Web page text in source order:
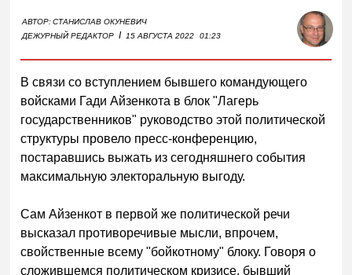
АВТОР:СТАНИСЛАВ ОКУНЕВИЧ
ДЕЖУРНЫЙ РЕДАКТОР I 15 АВГУСТА 2022 01:23
В связи со вступлением бывшего командующего
войсками Гади Айзенкота в блок "Лагерь
государственников" руководство этой политической
структуры провело пресс-конференцию,
постаравшись выжать из сегодняшнего события
максимальную электоральную выгоду.
Сам Айзенкот в первой же политической речи
высказал противоречивые мысли, впрочем,
свойственные всему "бойкотному" блоку. Говоря о
сложившемся политическом кризисе, бывший